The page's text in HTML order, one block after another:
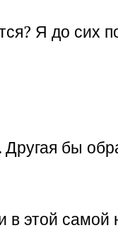
Я до сих
бы
этой